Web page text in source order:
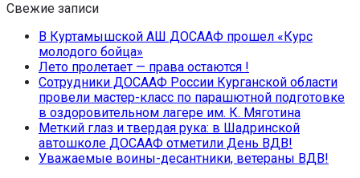
Свежие записи
В Куртамышской АШ ДОСААФ прошел «Курс
молодого бойца»
Лето пролетает — права остаются !
Сотрудники ДОСААФ России Курганской области
провели мастер-класс по парашютной подготовке
в оздоровительном лагере им. К. Мяготина
Меткий глаз и твердая рука: в Шадринской
автошколе ДОСААФ отметили День ВДВ!
Уважаемые воины-десантники, ветераны ВДВ!